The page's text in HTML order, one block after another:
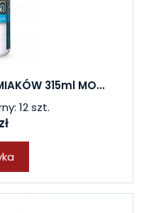
315ml MO...
12 szt.